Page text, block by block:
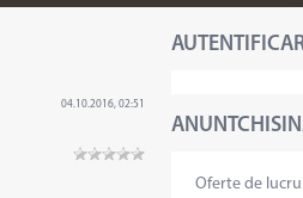
04.10.2016, 02:51
Oferte de